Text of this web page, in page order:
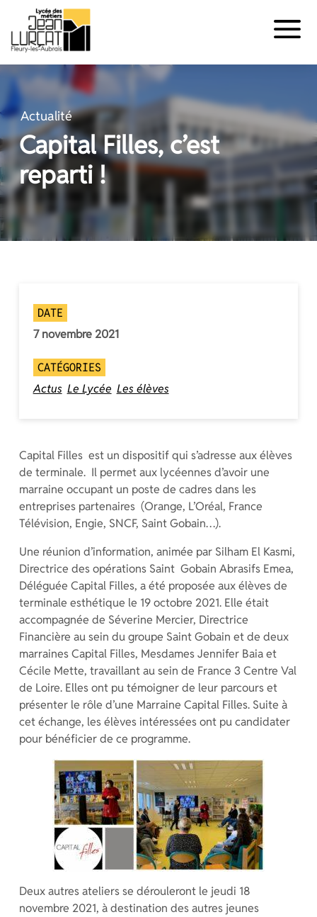
contenu
Actualité
Capital Filles, c’est
reparti !
DATE
7 novembre 2021
CATÉGORIES
Actus Le Lycée Les élèves
Capital Filles est un dispositif qui s’adresse aux élèves
de terminale. Il permet aux lycéennes d’avoir une
marraine occupant un poste de cadres dans les
entreprises partenaires (Orange, L’Oréal, France
Télévision, Engie, SNCF, Saint Gobain…).
Une réunion d’information, animée par Silham El Kasmi,
Directrice des opérations Saint Gobain Abrasifs Emea,
Déléguée Capital Filles, a été proposée aux élèves de
terminale esthétique le 19 octobre 2021. Elle était
accompagnée de Séverine Mercier, Directrice
Financière au sein du groupe Saint Gobain et de deux
marraines Capital Filles, Mesdames Jennifer Baia et
Cécile Mette, travaillant au sein de France 3 Centre Val
de Loire. Elles ont pu témoigner de leur parcours et
présenter le rôle d’une Marraine Capital Filles. Suite à
cet échange, les élèves intéressées ont pu candidater
pour bénéficier de ce programme.
Deux autres ateliers se dérouleront le jeudi 18
novembre 2021, à destination des autres jeunes
Panneau de gestion des cookies